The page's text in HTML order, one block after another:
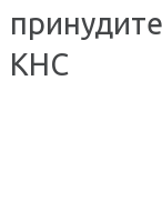
КНС